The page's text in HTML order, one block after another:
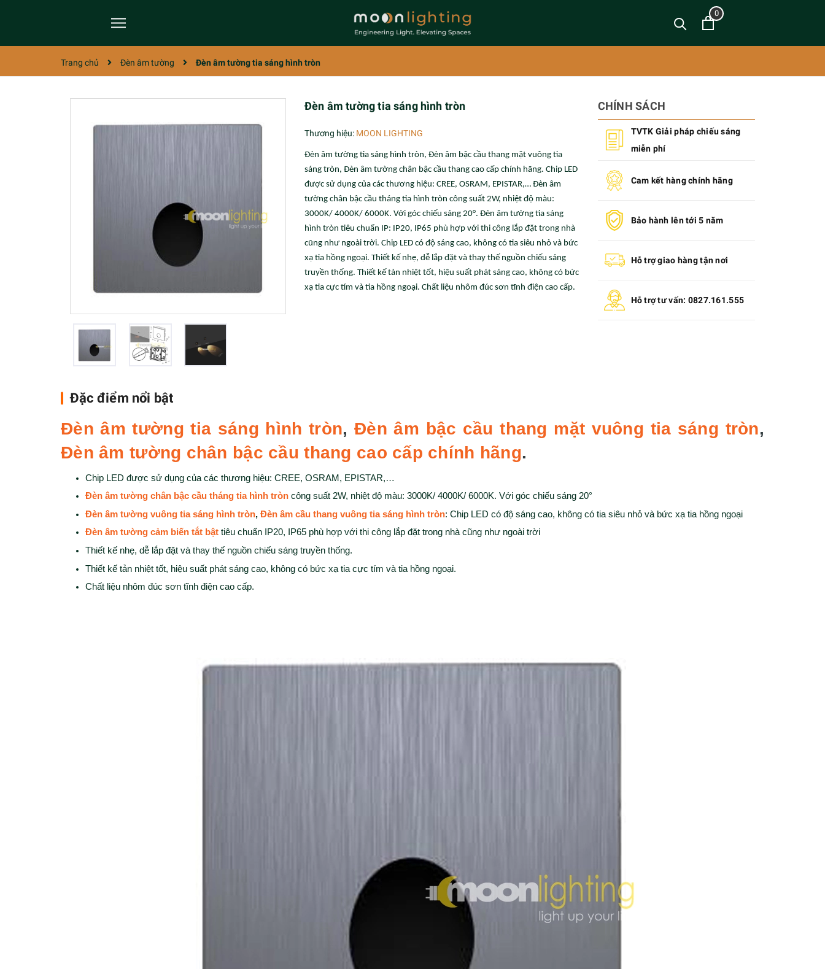
0
Trang chủ Đèn âm tường Đèn âm tường tia sáng hình tròn
Đèn âm tường tia sáng hình tròn
Thương hiệu: MOON LIGHTING
Đèn âm tường tia sáng hình tròn, Đèn âm bậc cầu thang mặt vuông tia
sáng tròn, Đèn âm tường chân bậc cầu thang cao cấp chính hãng. Chip LED
được sử dụng của các thương hiệu: CREE, OSRAM, EPISTAR,… Đèn âm
tường chân bậc cầu tháng tia hình tròn công suất 2W, nhiệt độ màu:
3000K/ 4000K/ 6000K. Với góc chiếu sáng 20°. Đèn âm tường tia sáng
hình tròn tiêu chuẩn IP: IP20, IP65 phù hợp với thi công lắp đặt trong nhà
cũng như ngoài trời. Chip LED có độ sáng cao, không có tia siêu nhỏ và bức
xạ tia hồng ngoại. Thiết kế nhẹ, dễ lắp đặt và thay thế nguồn chiếu sáng
truyền thống. Thiết kế tản nhiệt tốt, hiệu suất phát sáng cao, không có bức
xạ tia cực tím và tia hồng ngoại. Chất liệu nhôm đúc sơn tĩnh điện cao cấp.
CHÍNH SÁCH
TVTK Giải pháp chiếu sáng
miễn phí
Cam kết hàng chính hãng
Bảo hành lên tới 5 năm
Hỗ trợ giao hàng tận nơi
Hỗ trợ tư vấn: 0827.161.555
Đặc điểm nổi bật
Đèn âm tường tia sáng hình tròn,Đèn âm bậc cầu thang mặt vuông tia sáng tròn,
Đèn âm tường chân bậc cầu thang cao cấp chính hãng.
Chip LED được sử dụng của các thương hiệu: CREE, OSRAM, EPISTAR,…
Đèn âm tường chân bậc cầu tháng tia hình tròn công suất 2W, nhiệt độ màu: 3000K/ 4000K/ 6000K. Với góc chiếu sáng 20°
Đèn âm tường vuông tia sáng hình tròn, Đèn âm cầu thang vuông tia sáng hình tròn: Chip LED có độ sáng cao, không có tia siêu nhỏ và bức xạ tia hồng ngoại
Đèn âm tường cảm biến tắt bật tiêu chuẩn IP20, IP65 phù hợp với thi công lắp đặt trong nhà cũng như ngoài trời
Thiết kế nhẹ, dễ lắp đặt và thay thế nguồn chiếu sáng truyền thống.
Thiết kế tản nhiệt tốt, hiệu suất phát sáng cao, không có bức xạ tia cực tím và tia hồng ngoại.
Chất liệu nhôm đúc sơn tĩnh điện cao cấp.